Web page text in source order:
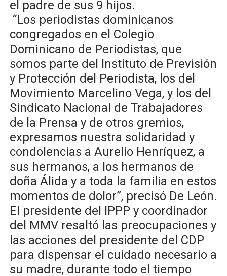
el padre de sus 9 hijos.
“Los periodistas dominicanos
congregados en el Colegio
Dominicano de Periodistas, que
somos parte del Instituto de Previsión
y Protección del Periodista, los del
Movimiento Marcelino Vega, y los del
Sindicato Nacional de Trabajadores
de la Prensa y de otros gremios,
expresamos nuestra solidaridad y
condolencias a Aurelio Henríquez, a
sus hermanos, a los hermanos de
doña Álida y a toda la familia en estos
momentos de dolor”, precisó De León.
El presidente del IPPP y coordinador
del MMV resaltó las preocupaciones y
las acciones del presidente del CDP
para dispensar el cuidado necesario a
su madre, durante todo el tiempo